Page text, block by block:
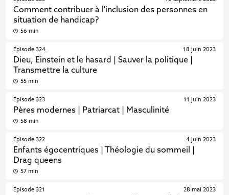
Comment contribuer à l'inclusion des personnes en
situation de handicap?
56 min
Épisode 324
Dieu, Einstein et le hasard | Sauver la politique |
Transmettre la culture
18 juin 2023
55 min
Épisode 323
Pères modernes | Patriarcat | Masculinité
11 juin 2023
58 min
Épisode 322
Enfants égocentriques | Théologie du sommeil |
Drag queens
4 juin 2023
57 min
Épisode 321 28 mai 2023